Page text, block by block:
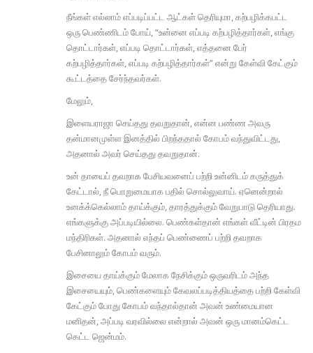
நீங்கள் எல்லாம் எப்படிப்பட்ட ஆட்கள் தெரியுமா, கற்பழிக்கபட்ட
ஒரு பெண்ணிடம் போய், “உன்னை எப்படி கற்பழித்தார்கள், எங்கு
தொட்டார்கள், எப்படி தொட்டார்கள், எத்தனை பேர்
கற்பழித்தார்கள், எப்படி கற்பழித்தார்கள்” என்று கேள்வி கேட்கும்
கூட்டத்தை சேர்ந்தவர்கள்.
மேலும்,
இளையராஜா செய்தது தவறுதான், என்ன பண்ண அவரு
தன்மானமுள்ள இனத்தில் பிறந்ததால் கோபம் வந்துவிட்டது,
அதனால் அவர் செய்தது தவறுதான்.
உன் தாயைப் தவறாக பேசியவனைப் பற்றி உன்னிடம் கருத்துக்
கேட்டால், நீ பொறுமையாக பதில் சொல்லுவாய். ஏனென்றால்
உனக்க்கெல்லாம் தாய்க்கும், தாரத்துக்கும் வேறுபாடு தெரியாது.
எங்களுக்கு அப்படியில்லை. பெண்கள்தான் எங்கள் வீட்டின் பிரதம
மந்திரிகள். அதனால் எந்தப் பெண்ணைப் பற்றி தவறாக
பேசினாலும் கோபம் வரும்.
இசையை தாய்க்கும் மேலாக நேசிக்கும் ஒருவரிடம் அந்த
இசையையும், பெண்களையும் கேவலப்படித்தியத்தை பற்றி கேள்வி
கேட்கும் போது கோபம் வந்தால்தான் அவன் உண்மையான
மனிதன், அப்படி வரவில்லை என்றால் அவன் ஒரு மானம்கெட்ட
கெட்ட ஜென்மம்.